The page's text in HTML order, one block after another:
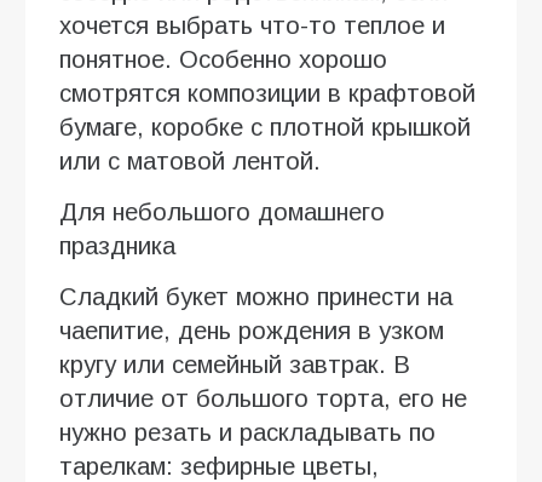
хочется выбрать что-то теплое и
понятное. Особенно хорошо
смотрятся композиции в крафтовой
бумаге, коробке с плотной крышкой
или с матовой лентой.
Для небольшого домашнего
праздника
Сладкий букет можно принести на
чаепитие, день рождения в узком
кругу или семейный завтрак. В
отличие от большого торта, его не
нужно резать и раскладывать по
тарелкам: зефирные цветы,